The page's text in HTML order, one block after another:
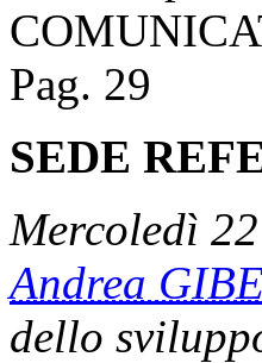
Pag. 29
SEDE
Mercoledì
Andrea
dello